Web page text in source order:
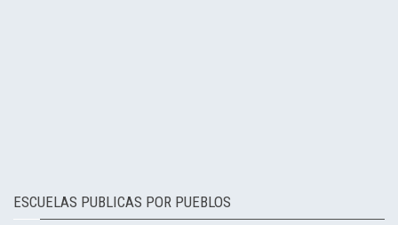
ESCUELAS PUBLICAS POR PUEBLOS